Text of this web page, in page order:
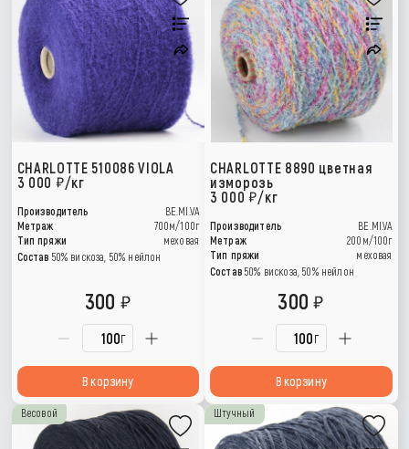
CHARLOTTE 510086 VIOLA
3 000
/кг
Производитель
BE.MI.VA
Метраж
700м/100г
Тип пряжи
меховая
Состав 50% вискоза, 50% нейлон
г
300
В корзину
CHARLOTTE 8890 цветная
изморозь
3 000 /кг
Производитель
BE.MI.VA
Метраж
200м/100г
Тип пряжи
меховая
Состав 50% вискоза, 50% нейлон
г
300
В корзину
Весовой Штучный